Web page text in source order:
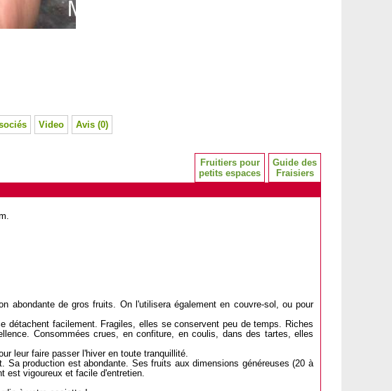
Video Avis (0)
Guide des
Fraisiers
Fruitiers pour
petits espaces
abondante de gros fruits. On l'utilisera également en couvre-sol, ou pour
détachent facilement. Fragiles, elles se conservent peu de temps. Riches
Consommées crues, en confiture, en coulis, dans des tartes, elles
leur faire passer l'hiver en toute tranquillité.
production est abondante. Ses fruits aux dimensions généreuses (20 à
est vigoureux et facile d'entretien.